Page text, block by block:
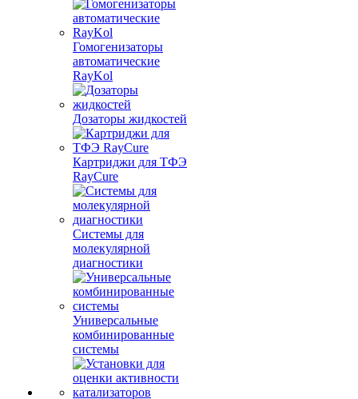
Гомогенизаторы
автоматические
RayKol
Дозаторы жидкостей
Картриджи для ТФЭ
RayCure
Системы для
молекулярной
диагностики
Универсальные
комбинированные
системы